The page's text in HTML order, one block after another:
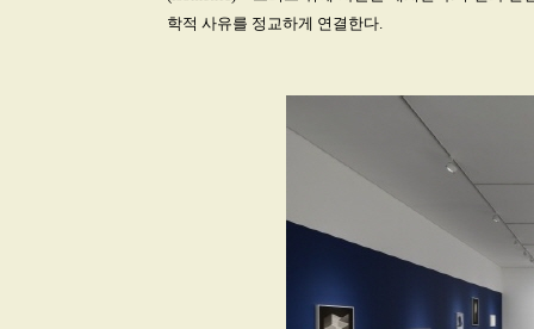
학적 사유를 정교하게 연결한다.